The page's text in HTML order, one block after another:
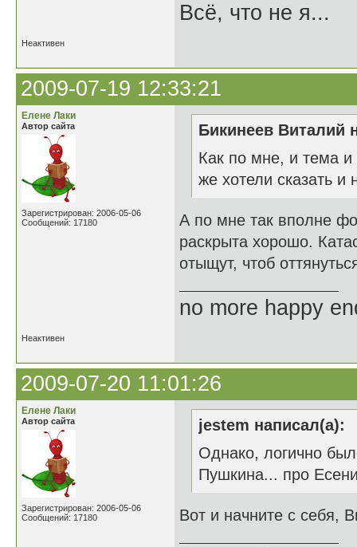
Всё, что не я...
Неактивен
2009-07-19 12:33:21
Елене Лаки
Автор сайта
Зарегистрирован: 2006-05-06
Сообщений: 17180
Бикинеев Виталий
Как по мне, и тема
же хотели сказать и
А по мне так вполне
раскрыта хорошо.
отыщут, чтоб
no more happy
Неактивен
2009-07-20 11:01:26
Елене Лаки
Автор сайта
Зарегистрирован: 2006-05-06
Сообщений: 17180
jestem написал(а):
Однако, логично
Пушкина... про
Вот и начните с себя,